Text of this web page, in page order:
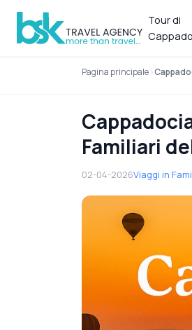
Tour di
Pagina principale
Familiari
02-04-2026Viaggi in